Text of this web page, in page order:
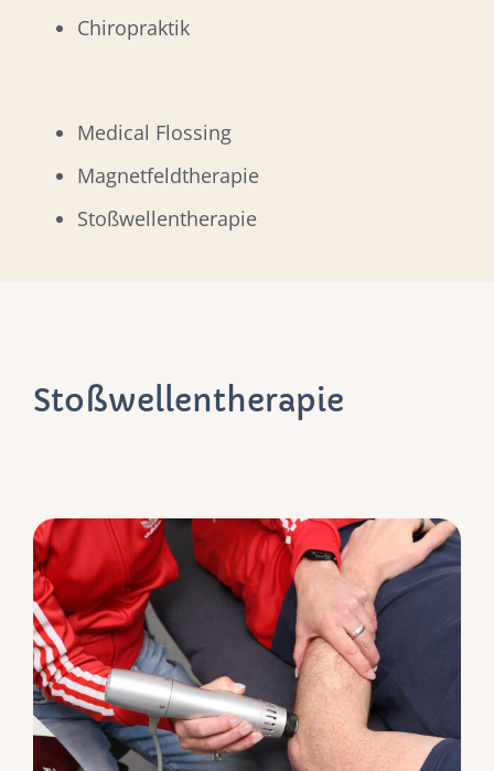
Chiropraktik
Medical Flossing
Magnetfeldtherapie
Stoßwellentherapie
Stoßwellentherapie